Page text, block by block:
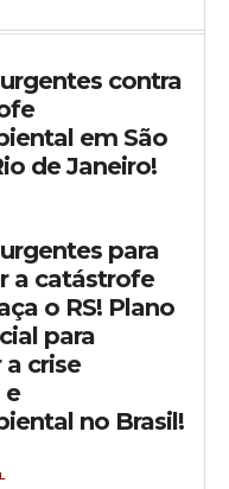
contra
em São
de Janeiro!
para
a catástrofe
o RS! Plano
para
crise
e
no Brasil!